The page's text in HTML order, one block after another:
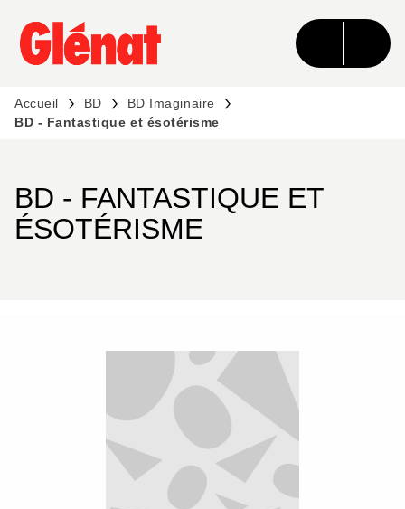
MENU RECHERCHE CONTENU
PIED DE PAGE
Accueil BD
BD Imaginaire
BD - Fantastique et ésotérisme
BD - FANTASTIQUE ET
ÉSOTÉRISME